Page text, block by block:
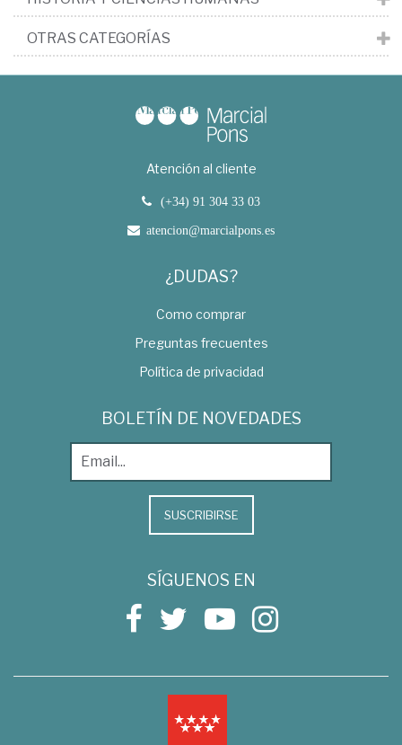
OTRAS CATEGORÍAS
Atención al cliente
(+34) 91 304 33 03
atencion@marcialpons.es
¿DUDAS?
Como comprar
Preguntas frecuentes
Política de privacidad
BOLETÍN DE NOVEDADES
SUSCRIBIRSE
SÍGUENOS EN